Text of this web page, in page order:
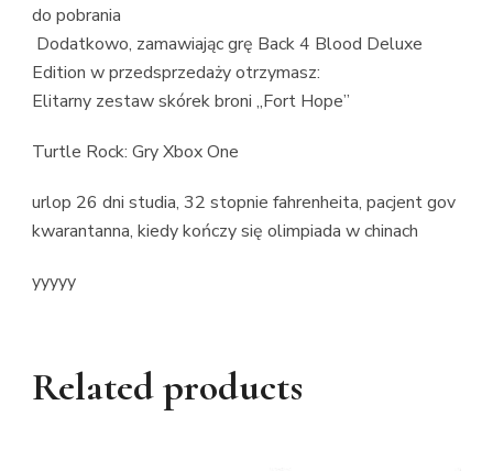
do pobrania
Dodatkowo, zamawiając grę Back 4 Blood Deluxe
Edition w przedsprzedaży otrzymasz:
Elitarny zestaw skórek broni „Fort Hope”
Turtle Rock: Gry Xbox One
urlop 26 dni studia, 32 stopnie fahrenheita, pacjent gov
kwarantanna, kiedy kończy się olimpiada w chinach
yyyyy
Related products